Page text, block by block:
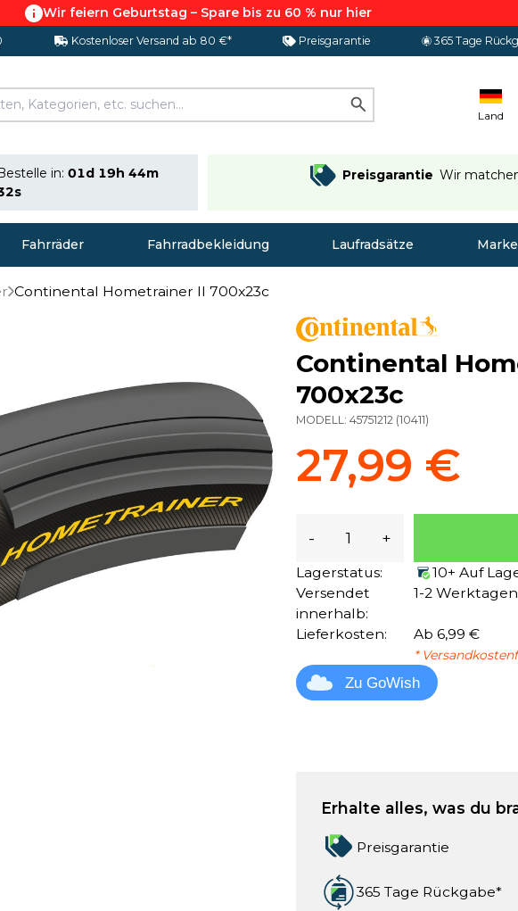
Wir feiern Geburtstag – Spare bis zu 60 % nur hier
Kostenloser Versand ab 80 €* Preisgarantie 365 Tage
Land
in: 01d 19h 44m
Preisgarantie Wir
Fahrräder Fahrradbekleidung Laufradsätze
Continental Hometrainer II 700x23c
Continental
700x23c
MODELL:45751212 (10411)
27,99 €
- +
Lagerstatus:
10+ Auf
Versendet
innerhalb:
1-2 Werktagen
Lieferkosten: Ab 6,99 €
*
Zu GoWish
Erhalte alles, was du
Preisgarantie
365 Tage Rückgabe*